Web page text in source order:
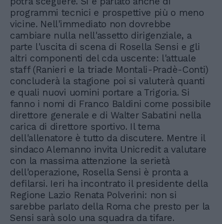
programmi tecnici e prospettive più o meno
vicine. Nell'immediato non dovrebbe
cambiare nulla nell'assetto dirigenziale, a
parte l'uscita di scena di Rosella Sensi e gli
altri componenti del cda uscente: l'attuale
staff (Ranieri e la triade Montali-Pradè-Conti)
concluderà la stagione poi si valuterà quanti
e quali nuovi uomini portare a Trigoria. Si
fanno i nomi di Franco Baldini come possibile
direttore generale e di Walter Sabatini nella
carica di direttore sportivo. Il tema
dell'allenatore è tutto da discutere. Mentre il
sindaco Alemanno invita Unicredit a valutare
con la massima attenzione la serietà
dell'operazione, Rosella Sensi è pronta a
defilarsi. Ieri ha incontrato il presidente della
Regione Lazio Renata Polverini: non si
sarebbe parlato della Roma che presto per la
Sensi sarà solo una squadra da tifare.